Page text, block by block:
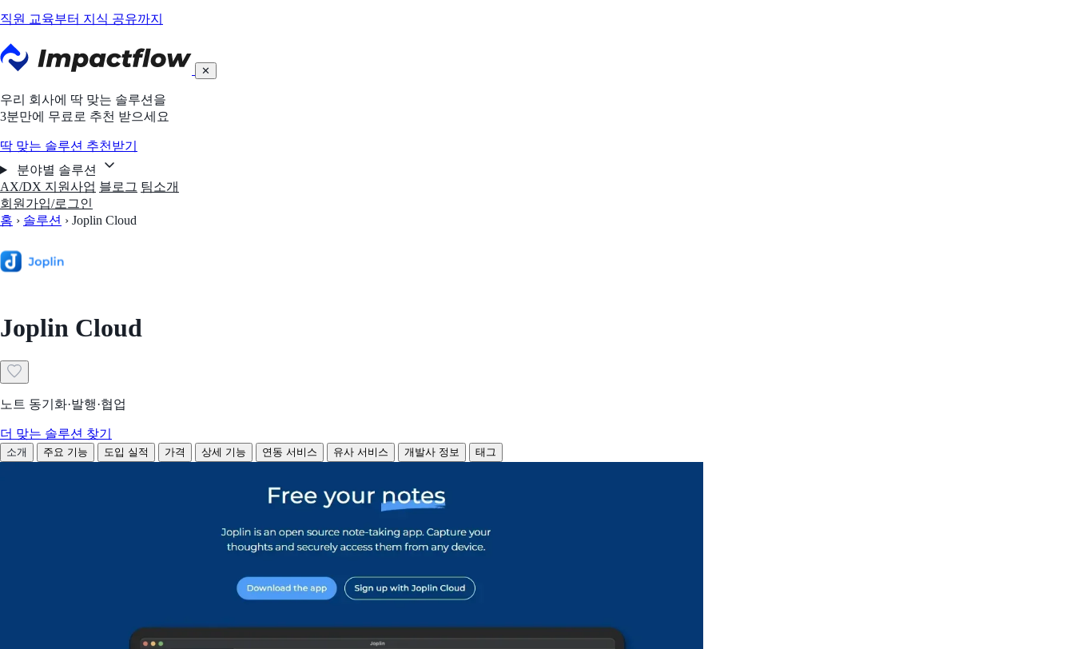
직원 교육부터 지식 공유까지
✕
우리 회사에 딱 맞는 솔루션을
3분만에 무료로 추천 받으세요
딱 맞는 솔루션 추천받기
분야별 솔루션
AX/DX 지원사업 블로그 팀소개
회원가입/로그인
홈 › 솔루션 › Joplin Cloud
Joplin Cloud
노트 동기화·발행·협업
더 맞는 솔루션 찾기
소개 주요 기능 도입 실적 가격 상세 기능 연동 서비스 유사 서비스 개발사 정보 태그